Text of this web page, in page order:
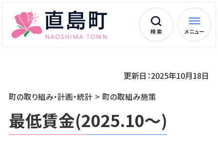
検 索 メニュー
町の取り組み・計画・統計 町の取組み施策
更新日：2025年10月18日
最低賃金(2025.10～)